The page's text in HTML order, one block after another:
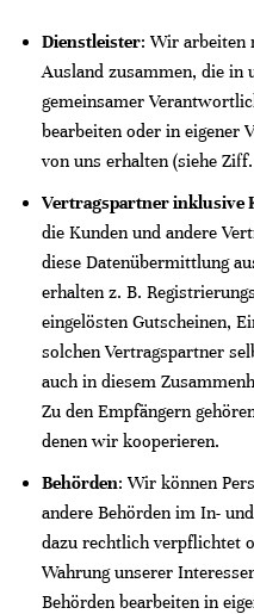
Dienstleister: Wir arbeiten
Ausland zusammen, die in
gemeinsamer
bearbeiten oder in eigener
von uns erhalten (siehe Ziff.
Vertragspartner inklusive
die Kunden und andere
diese Datenübermittlung
erhalten z. B.
eingelösten Gutscheinen,
solchen Vertragspartner
auch in diesem
Zu den Empfängern
denen wir kooperieren.
Behörden: Wir können
andere Behörden im In-
dazu rechtlich verpflichtet
Wahrung unserer
Behörden bearbeiten in